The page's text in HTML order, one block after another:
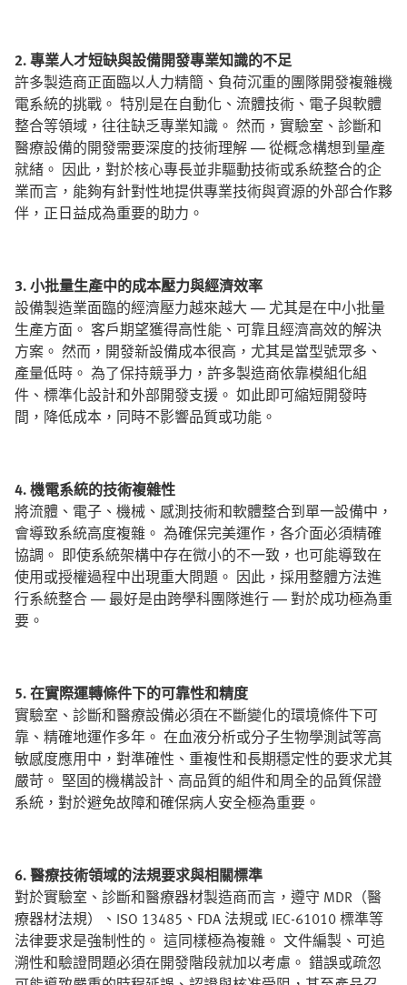
2. 專業人才短缺與設備開發專業知識的不足
許多製造商正面臨以人力精簡、負荷沉重的團隊開發複雜機
電系統的挑戰。 特別是在自動化、流體技術、電子與軟體
整合等領域，往往缺乏專業知識。 然而，實驗室、診斷和
醫療設備的開發需要深度的技術理解 — 從概念構想到量產
就緒。 因此，對於核心專長並非驅動技術或系統整合的企
業而言，能夠有針對性地提供專業技術與資源的外部合作夥
伴，正日益成為重要的助力。
3. 小批量生產中的成本壓力與經濟效率
設備製造業面臨的經濟壓力越來越大 — 尤其是在中小批量
生產方面。 客戶期望獲得高性能、可靠且經濟高效的解決
方案。 然而，開發新設備成本很高，尤其是當型號眾多、
產量低時。 為了保持競爭力，許多製造商依靠模組化組
件、標準化設計和外部開發支援。 如此即可縮短開發時
間，降低成本，同時不影響品質或功能。
4. 機電系統的技術複雜性
將流體、電子、機械、感測技術和軟體整合到單一設備中，
會導致系統高度複雜。 為確保完美運作，各介面必須精確
協調。 即使系統架構中存在微小的不一致，也可能導致在
使用或授權過程中出現重大問題。 因此，採用整體方法進
行系統整合 — 最好是由跨學科團隊進行 — 對於成功極為重
要。
5. 在實際運轉條件下的可靠性和精度
實驗室、診斷和醫療設備必須在不斷變化的環境條件下可
靠、精確地運作多年。 在血液分析或分子生物學測試等高
敏感度應用中，對準確性、重複性和長期穩定性的要求尤其
嚴苛。 堅固的機構設計、高品質的組件和周全的品質保證
系統，對於避免故障和確保病人安全極為重要。
6. 醫療技術領域的法規要求與相關標準
對於實驗室、診斷和醫療器材製造商而言，遵守 MDR（醫
療器材法規）、ISO 13485、FDA 法規或 IEC-61010 標準等
法律要求是強制性的。 這同樣極為複雜。 文件編製、可追
溯性和驗證問題必須在開發階段就加以考慮。 錯誤或疏忽